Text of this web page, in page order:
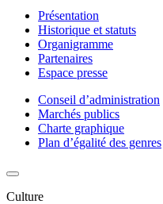
Présentation
Historique et statuts
Organigramme
Partenaires
Espace presse
Conseil d’administration
Marchés publics
Charte graphique
Plan d’égalité des genres
Culture